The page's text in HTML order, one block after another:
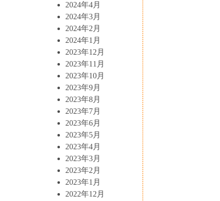
2024年4月
2024年3月
2024年2月
2024年1月
2023年12月
2023年11月
2023年10月
2023年9月
2023年8月
2023年7月
2023年6月
2023年5月
2023年4月
2023年3月
2023年2月
2023年1月
2022年12月